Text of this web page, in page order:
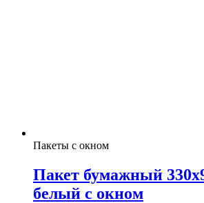
Пакеты с окном
Пакет бумажный
белый с окном